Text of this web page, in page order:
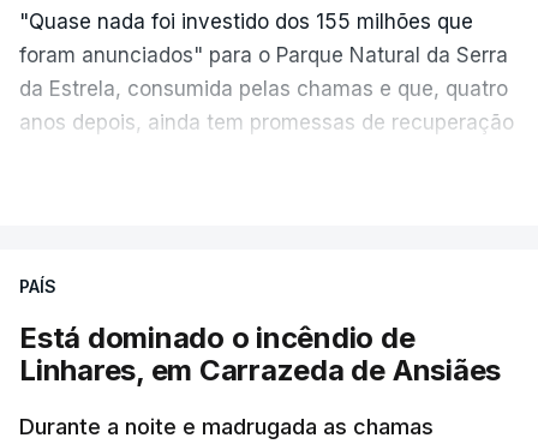
"Quase nada foi investido dos 155 milhões que
foram anunciados" para o Parque Natural da Serra
da Estrela, consumida pelas chamas e que, quatro
anos depois, ainda tem promessas de recuperação
ESTE CONTEÚDO ESTÁ NESTE
PAÍS
Está dominado o incêndio de
Linhares, em Carrazeda de Ansiães
Durante a noite e madrugada as chamas